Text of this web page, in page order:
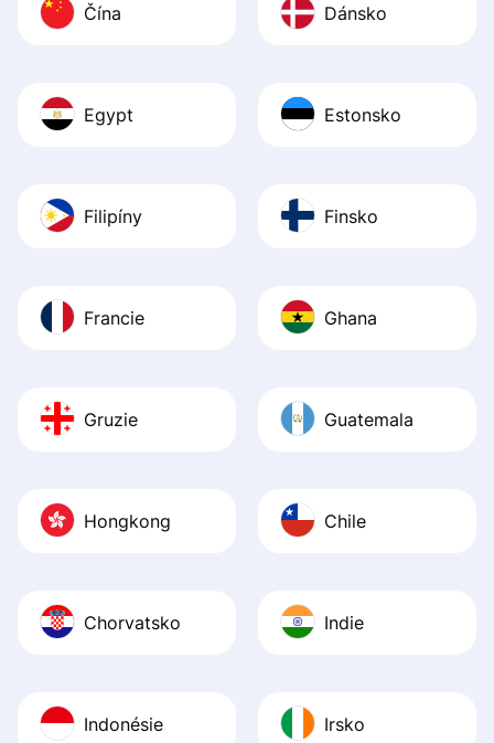
Čína Dánsko
Egypt Estonsko
Filipíny Finsko
Francie Ghana
Gruzie Guatemala
Hongkong Chile
Chorvatsko Indie
Indonésie Irsko